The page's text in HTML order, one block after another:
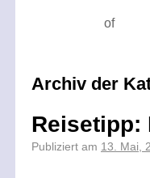
of
Archiv der
Reisetipp:
Publiziert am 13. Mai,